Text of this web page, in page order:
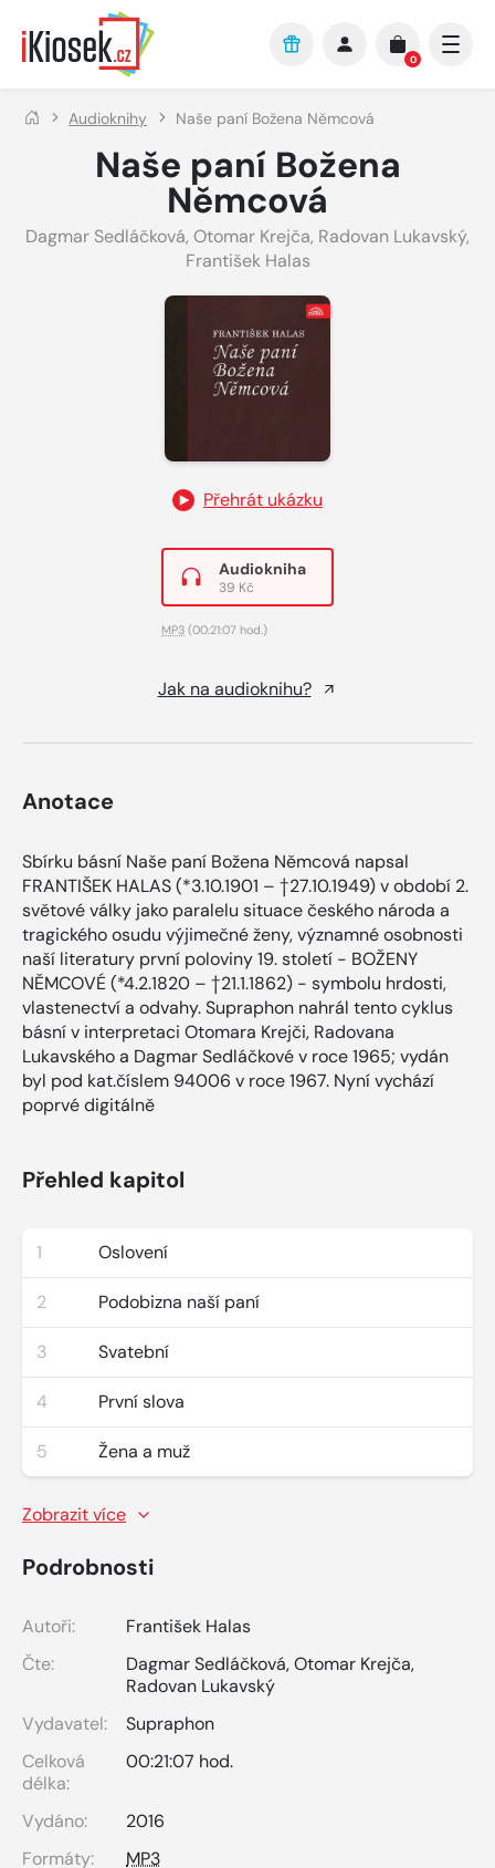
Přejít na hlavní obsah
0
Audioknihy Naše paní Božena Němcová
Naše paní Božena
Němcová
Dagmar Sedláčková, Otomar Krejča, Radovan Lukavský,
František Halas
Přehrát ukázku
Audiokniha
39 Kč
MP3 (00:21:07 hod.)
Jak na audioknihu?
Anotace
Sbírku básní Naše paní Božena Němcová napsal
FRANTIŠEK HALAS (*3.10.1901 – †27.10.1949) v období 2.
světové války jako paralelu situace českého národa a
tragického osudu výjimečné ženy, významné osobnosti
naší literatury první poloviny 19. století - BOŽENY
NĚMCOVÉ (*4.2.1820 – †21.1.1862) - symbolu hrdosti,
vlastenectví a odvahy. Supraphon nahrál tento cyklus
básní v interpretaci Otomara Krejči, Radovana
Lukavského a Dagmar Sedláčkové v roce 1965; vydán
byl pod kat.číslem 94006 v roce 1967. Nyní vychází
poprvé digitálně
Přehled kapitol
1 Oslovení
2 Podobizna naší paní
3 Svatební
4 První slova
5 Žena a muž
Zobrazit více
Podrobnosti
Autoři:
František Halas
Čte:
Dagmar Sedláčková,Otomar Krejča,
Radovan Lukavský
Vydavatel:
Supraphon
Celková
délka:
00:21:07 hod.
Vydáno:
2016
Formáty:
MP3